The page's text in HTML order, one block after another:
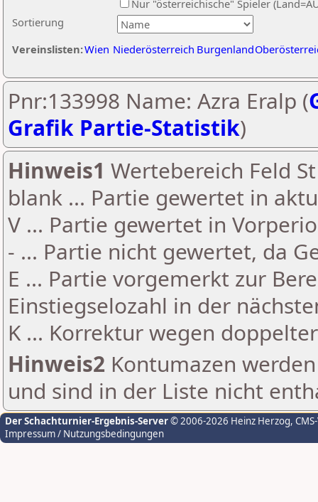
Sortierung
Nur "österreichische" Spieler
Vereinslisten:Wien Niederösterreich Burgenland
Pnr:133998 Name: Azra Eralp (
Grafik Partie-Statistik)
Hinweis1 Wertebereich Feld
blank ... Partie gewertet in
V ... Partie gewertet in
- ... Partie nicht gewertet, da
E ... Partie vorgemerkt zur
Einstiegselozahl in der
K ... Korrektur wegen
Hinweis2 Kontumazen
und sind in der Liste nicht
Der Schachturnier-Ergebnis-Server© 2006-2026 Heinz Herzog,
Impressum / Nutzungsbedingungen